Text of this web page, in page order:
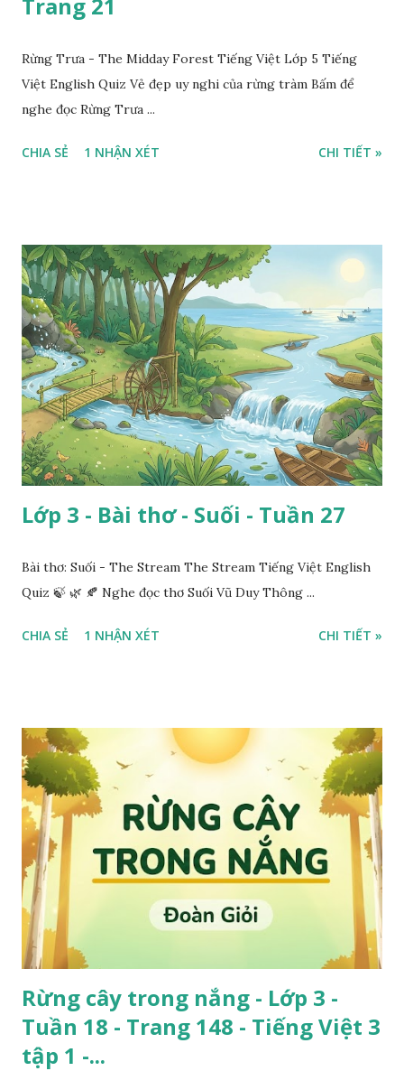
Trang 21
Rừng Trưa - The Midday Forest Tiếng Việt Lớp 5 Tiếng
Việt English Quiz Vẻ đẹp uy nghi của rừng tràm Bấm để
nghe đọc Rừng Trưa ...
CHIA SẺ 1 NHẬN XÉT CHI TIẾT »
Lớp 3 - Bài thơ - Suối - Tuần 27
Bài thơ: Suối - The Stream The Stream Tiếng Việt English
Quiz 🍃 🌿 🍂 Nghe đọc thơ Suối Vũ Duy Thông ...
CHIA SẺ 1 NHẬN XÉT CHI TIẾT »
Rừng cây trong nắng - Lớp 3 -
Tuần 18 - Trang 148 - Tiếng Việt 3
tập 1 -...